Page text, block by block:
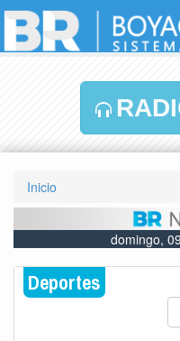
Inicio
domingo,
Deportes